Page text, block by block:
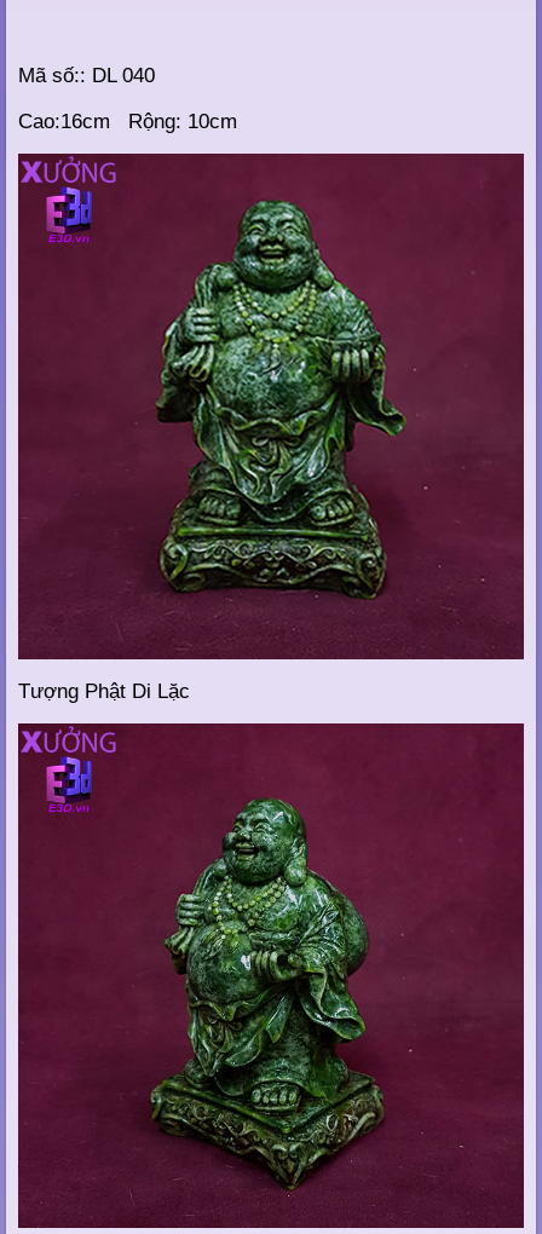
Mã số:: DL 040
Cao:16cm Rộng: 10cm
Tượng Phật Di Lặc